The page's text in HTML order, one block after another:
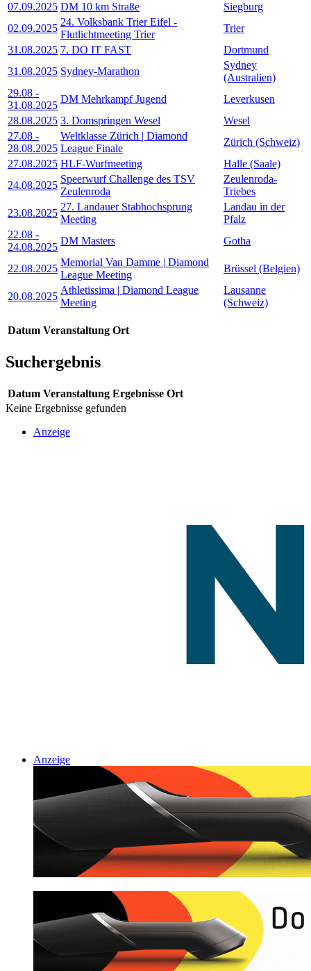
07.09.2025 DM 10 km Straße
Siegburg
02.09.2025
24. Volksbank Trier Eifel -
Flutlichtmeeting Trier
Trier
31.08.2025 7. DO IT FAST
Dortmund
31.08.2025 Sydney-Marathon
Sydney
(Australien)
29.08 -
31.08.2025
DM Mehrkampf Jugend
Leverkusen
28.08.2025 3. Domspringen Wesel
Wesel
27.08 -
28.08.2025
Weltklasse Zürich | Diamond
League Finale
Zürich (Schweiz)
27.08.2025 HLF-Wurfmeeting
Halle (Saale)
24.08.2025
Speerwurf Challenge des TSV
Zeulenroda
Zeulenroda-
Triebes
23.08.2025
27. Landauer Stabhochsprung
Meeting
Landau in der
Pfalz
22.08 -
24.08.2025
DM Masters Gotha
22.08.2025
Memorial Van Damme | Diamond
League Meeting
Brüssel (Belgien)
20.08.2025
Athletissima | Diamond League
Meeting
Lausanne
(Schweiz)
Datum Veranstaltung Ort
Suchergebnis
Datum Veranstaltung Ergebnisse Ort
Keine Ergebnisse gefunden
Anzeige
Anzeige